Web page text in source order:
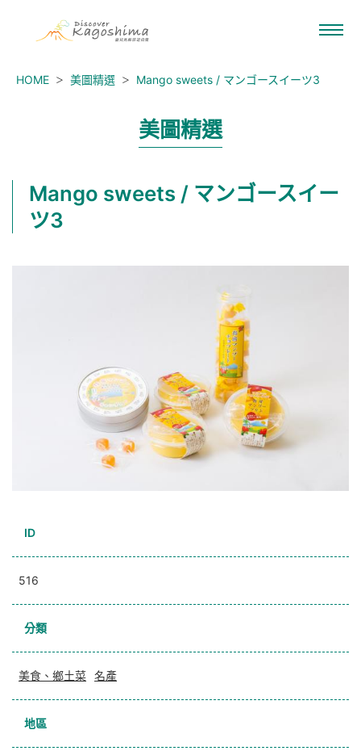
HOME 美圖精選 Mango sweets / マンゴースイーツ3
美圖精選
Mango sweets / マンゴースイー
ツ3
ID
516
分類
美食、鄉土菜 名產
地區